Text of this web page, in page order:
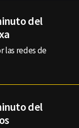
del
las redes de
del